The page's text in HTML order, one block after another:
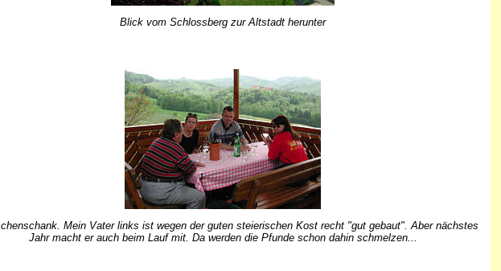
Blick vom Schlossberg zur Altstadt herunter
Mein Vater links ist wegen der guten steierischen Kost recht "gut gebaut". Aber nächstes
Jahr macht er auch beim Lauf mit. Da werden die Pfunde schon dahin schmelzen...